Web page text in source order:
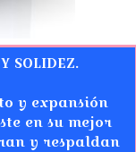
SOLIDEZ.
y expansión
en su mejor
y respaldan